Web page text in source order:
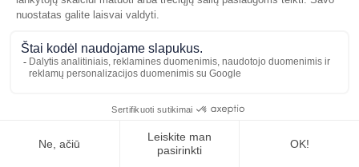
prašymas
išsinuomoti privatų lėktuvą Challenger 350
Verslo reaktyvinis lėktuvas
Paskelbta 01/09/2025